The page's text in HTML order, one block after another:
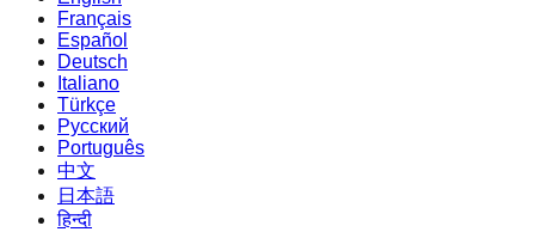
Français
Español
Deutsch
Italiano
Türkçe
Русский
Português
中文
日本語
हिन्दी